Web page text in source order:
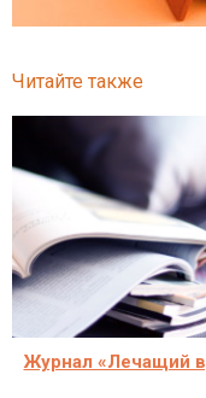
Читайте также
Журнал «Лечащий